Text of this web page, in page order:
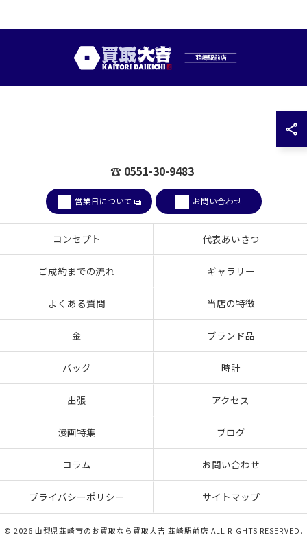
☎ 0551-30-9483
営業日について お問い合わせ
コンセプト 代表あいさつ
ご成約までの流れ ギャラリー
よくある質問 当店の特徴
金 ブランド品
バッグ 時計
出張 アクセス
漫画特集 ブログ
コラム お問い合わせ
プライバシーポリシー サイトマップ
© 2026 山梨県韮崎市のお買取なら買取大吉 韮崎駅前店 ALL RIGHTS RESERVED.